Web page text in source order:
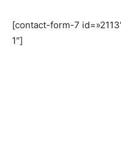
[contact-form-7
1″]